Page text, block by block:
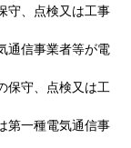
守、点検又は工事
通信事業者等が電
保守、点検又は工
第一種電気通信事